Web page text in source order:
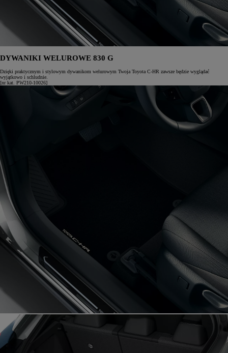
DYWANIKI WELUROWE 830 G
Dzięki praktycznym i stylowym dywanikom welurowym Twoja Toyota C-HR zawsze będzie wyglądać
wyjątkowo i schludnie.
[nr kat. PW210-10026]